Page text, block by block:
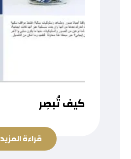
كيف تُبصِر
قراءة المزيد